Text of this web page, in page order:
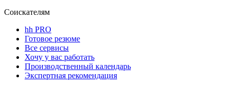
Соискателям
hh PRO
Готовое резюме
Все сервисы
Хочу у вас работать
Производственный календарь
Экспертная рекомендация